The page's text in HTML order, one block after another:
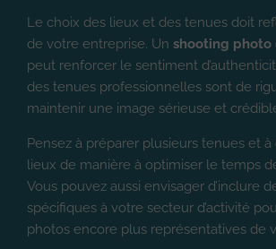
Le choix des lieux et des tenues doit
de votre entreprise. Un shooting photo
peut renforcer le sentiment
des tenues professionnelles sont de
maintenir une image sérieuse et
Pensez à préparer plusieurs tenues et à
lieux de manière à optimiser le temps
Vous pouvez aussi envisager d’inclure
spécifiques à votre secteur d’activité
photos encore plus représentatives de